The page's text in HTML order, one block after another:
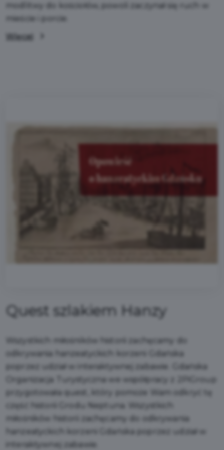
modlitwy do kościołów, powoli zaczynał się ruch w
mieście i porcie.
Więcej
Quest szlakiem Hanzy
Wszystkich miłośników historii zachęcamy do
odkrywania hanzeatyckich korzeni Gdańska
poprzez udział w interaktywnej zabawie. Gdańska
Organizacja Turystyczna we współpracy z 2PiGroup
przygotowała quest, który pomoże Wam odkryć tę
część historii Grodu Neptuna. Wszystkich
miłośników historii zachęcamy do odkrywania
hanzeatyckich korzeni Gdańska poprzez udział w
interaktywnej zabawie.